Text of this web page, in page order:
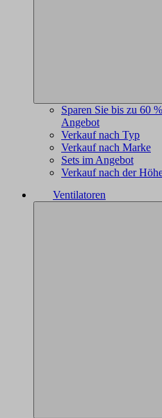
Sparen Sie bis zu 60
Angebot
Verkauf nach Typ
Verkauf nach Marke
Sets im Angebot
Verkauf nach der
Ventilatoren